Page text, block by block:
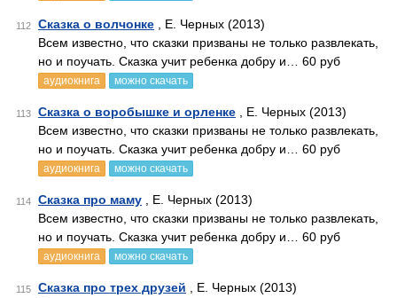
112 Сказка о волчонке , Е. Черных (2013)
Всем известно, что сказки призваны не только развлекать,
но и поучать. Сказка учит ребенка добру и… 60 руб
аудиокнига можно скачать
113 Сказка о воробышке и орленке , Е. Черных (2013)
Всем известно, что сказки призваны не только развлекать,
но и поучать. Сказка учит ребенка добру и… 60 руб
аудиокнига можно скачать
114 Сказка про маму , Е. Черных (2013)
Всем известно, что сказки призваны не только развлекать,
но и поучать. Сказка учит ребенка добру и… 60 руб
аудиокнига можно скачать
115 Сказка про трех друзей , Е. Черных (2013)